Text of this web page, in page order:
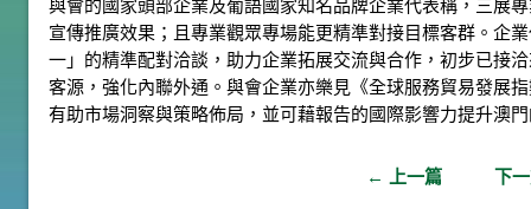
與會的國家頭部企業及葡語國家知名品牌企業代表稱，三展
宣傳推廣效果；且專業觀眾專場能更精準對接目標客群。企
一」的精準配對洽談，助力企業拓展交流與合作，初步已接
客源，強化內聯外通。與會企業亦樂見《全球服務貿易發展
有助市場洞察與策略佈局，並可藉報告的國際影響力提升澳
← 上一篇 下